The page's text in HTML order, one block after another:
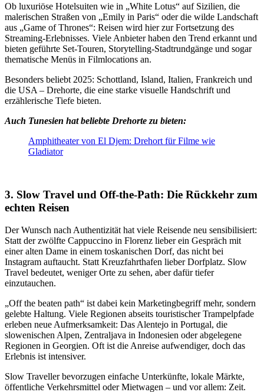
Ob luxuriöse Hotelsuiten wie in „White Lotus“ auf Sizilien, die
malerischen Straßen von „Emily in Paris“ oder die wilde Landschaft
aus „Game of Thrones“: Reisen wird hier zur Fortsetzung des
Streaming-Erlebnisses. Viele Anbieter haben den Trend erkannt und
bieten geführte Set-Touren, Storytelling-Stadtrundgänge und sogar
thematische Menüs in Filmlocations an.
Besonders beliebt 2025: Schottland, Island, Italien, Frankreich und
die USA – Drehorte, die eine starke visuelle Handschrift und
erzählerische Tiefe bieten.
Auch Tunesien hat beliebte Drehorte zu bieten:
Amphitheater von El Djem: Drehort für Filme wie
Gladiator
3. Slow Travel und Off-the-Path: Die Rückkehr zum
echten Reisen
Der Wunsch nach Authentizität hat viele Reisende neu sensibilisiert:
Statt der zwölfte Cappuccino in Florenz lieber ein Gespräch mit
einer alten Dame in einem toskanischen Dorf, das nicht bei
Instagram auftaucht. Statt Kreuzfahrthafen lieber Dorfplatz. Slow
Travel bedeutet, weniger Orte zu sehen, aber dafür tiefer
einzutauchen.
„Off the beaten path“ ist dabei kein Marketingbegriff mehr, sondern
gelebte Haltung. Viele Regionen abseits touristischer Trampelpfade
erleben neue Aufmerksamkeit: Das Alentejo in Portugal, die
slowenischen Alpen, Zentraljava in Indonesien oder abgelegene
Regionen in Georgien. Oft ist die Anreise aufwendiger, doch das
Erlebnis ist intensiver.
Slow Traveller bevorzugen einfache Unterkünfte, lokale Märkte,
öffentliche Verkehrsmittel oder Mietwagen – und vor allem: Zeit.